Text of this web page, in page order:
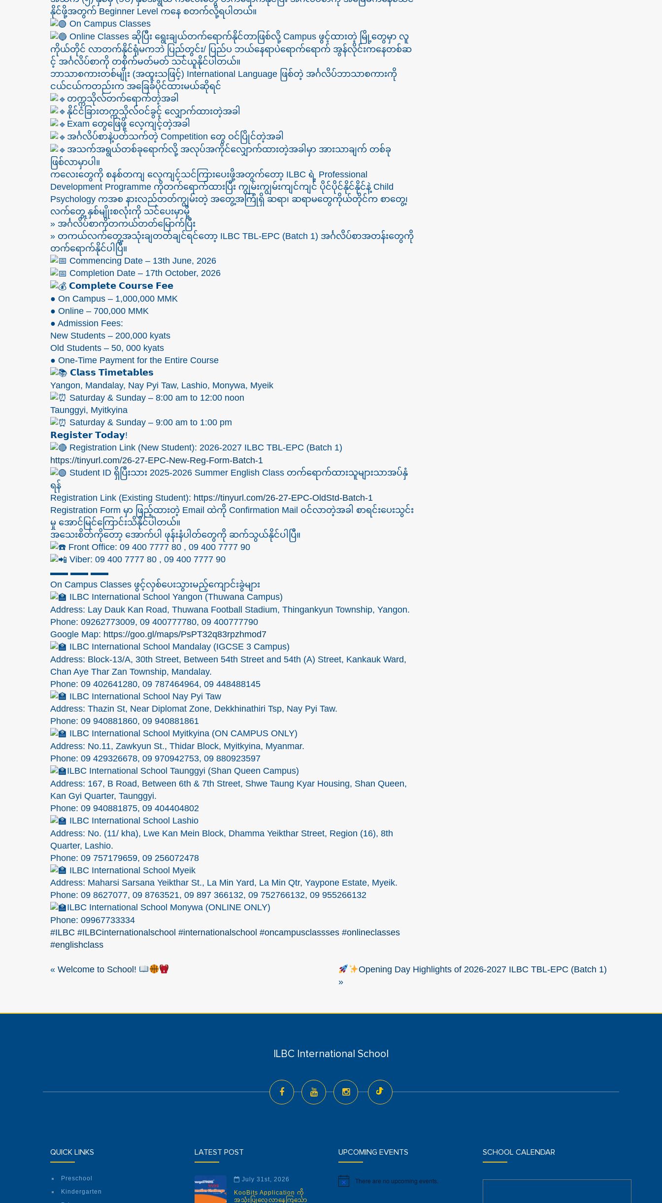
နိုင်ဖို့အတွက် Beginner Level ကနေ စတက်လို့ရပါတယ်။
On Campus Classes
Online Classes ဆိုပြီး ရွေးချယ်တက်ရောက်နိုင်တာဖြစ်လို့ Campus ဖွင့်ထားတဲ့ မြို့တွေမှာ လူ
ကိုယ်တိုင် လာတက်နိုင်ရုံမကဘဲ ပြည်တွင်း/ ပြည်ပ ဘယ်နေရာပဲရောက်ရောက် အွန်လိုင်းကနေတစ်ဆ
င့် အင်္ဂလိပ်စာကို တစိုက်မတ်မတ် သင်ယူနိုင်ပါတယ်။
ဘာသာစကားတစ်မျိုး (အထူးသဖြင့်) International Language ဖြစ်တဲ့ အင်္ဂလိပ်ဘာသာစကားကို
ငယ်ငယ်ကတည်းက အခြေခံပိုင်ထားမယ်ဆိုရင်
တက္ကသိုလ်တက်ရောက်တဲ့အခါ
နိုင်ငံခြားတက္ကသိုလ်ဝင်ခွင့် လျှောက်ထားတဲ့အခါ
Exam တွေဖြေဖို့ လေ့ကျင့်တဲ့အခါ
အင်္ဂလိပ်စာနဲ့ပတ်သက်တဲ့ Competition တွေ ဝင်ပြိုင်တဲ့အခါ
အသက်အရွယ်တစ်ခုရောက်လို့ အလုပ်အကိုင်လျှောက်ထားတဲ့အခါမှာ အားသာချက် တစ်ခု
ဖြစ်လာမှာပါ။
ကလေးတွေကို စနစ်တကျ လေ့ကျင့်သင်ကြားပေးဖို့အတွက်တော့ ILBC ရဲ့ Professional
Development Programme ကိုတက်ရောက်ထားပြီး ကျွမ်းကျွမ်းကျင်ကျင် ပိုင်ပိုင်နိုင်နိုင်နဲ့ Child
Psychology ကအစ နားလည်တတ်ကျွမ်းတဲ့ အတွေ့အကြုံရှိ ဆရာ၊ ဆရာမတွေကိုယ်တိုင်က စာတွေ့၊
လက်တွေ့ နှစ်မျိုးစလုံးကို သင်ပေးမှာမို့
» အင်္ဂလိပ်စာကိုတကယ်တတ်မြောက်ပြီး
» တကယ်လက်တွေ့အသုံးချတတ်ချင်ရင်တော့ ILBC TBL-EPC (Batch 1) အင်္ဂလိပ်စာအတန်းတွေကို
တက်ရောက်နိုင်ပါပြီ။
Commencing Date – 13th June, 2026
Completion Date – 17th October, 2026
𝗖𝗼𝗺𝗽𝗹𝗲𝘁𝗲 𝗖𝗼𝘂𝗿𝘀𝗲 𝗙𝗲𝗲
● On Campus – 1,000,000 MMK
● Online – 700,000 MMK
● Admission Fees:
New Students – 200,000 kyats
Old Students – 50, 000 kyats
● One-Time Payment for the Entire Course
𝗖𝗹𝗮𝘀𝘀 𝗧𝗶𝗺𝗲𝘁𝗮𝗯𝗹𝗲𝘀
Yangon, Mandalay, Nay Pyi Taw, Lashio, Monywa, Myeik
Saturday & Sunday – 8:00 am to 12:00 noon
Taunggyi, Myitkyina
Saturday & Sunday – 9:00 am to 1:00 pm
𝗥𝗲𝗴𝗶𝘀𝘁𝗲𝗿 𝗧𝗼𝗱𝗮𝘆!
Registration Link (New Student): 2026-2027 ILBC TBL-EPC (Batch 1)
https://tinyurl.com/26-27-EPC-New-Reg-Form-Batch-1
Student ID ရှိပြီးသား 2025-2026 Summer English Class တက်ရောက်ထားသူများသာအပ်နှံ
ရန်
Registration Link (Existing Student): https://tinyurl.com/26-27-EPC-OldStd-Batch-1
Registration Form မှာ ဖြည့်ထားတဲ့ Email ထဲကို Confirmation Mail ဝင်လာတဲ့အခါ စာရင်းပေးသွင်း
မှု အောင်မြင်ကြောင်းသိနိုင်ပါတယ်။
အသေးစိတ်ကိုတော့ အောက်ပါ ဖုန်းနံပါတ်တွေကို ဆက်သွယ်နိုင်ပါပြီ။
Front Office: 09 400 7777 80 , 09 400 7777 90
Viber: 09 400 7777 80 , 09 400 7777 90
▬▬ ▬▬ ▬▬
On Campus Classes ဖွင့်လှစ်ပေးသွားမည့်ကျောင်းခွဲများ
ILBC International School Yangon (Thuwana Campus)
Address: Lay Dauk Kan Road, Thuwana Football Stadium, Thingankyun Township, Yangon.
Phone: 09262773009, 09 400777780, 09 400777790
Google Map: https://goo.gl/maps/PsPT32q83rpzhmod7
ILBC International School Mandalay (IGCSE 3 Campus)
Address: Block-13/A, 30th Street, Between 54th Street and 54th (A) Street, Kankauk Ward,
Chan Aye Thar Zan Township, Mandalay.
Phone: 09 402641280, 09 787464964, 09 448488145
ILBC International School Nay Pyi Taw
Address: Thazin St, Near Diplomat Zone, Dekkhinathiri Tsp, Nay Pyi Taw.
Phone: 09 940881860, 09 940881861
ILBC International School Myitkyina (ON CAMPUS ONLY)
Address: No.11, Zawkyun St., Thidar Block, Myitkyina, Myanmar.
Phone: 09 429326678, 09 970942753, 09 880923597
ILBC International School Taunggyi (Shan Queen Campus)
Address: 167, B Road, Between 6th & 7th Street, Shwe Taung Kyar Housing, Shan Queen,
Kan Gyi Quarter, Taunggyi.
Phone: 09 940881875, 09 404404802
ILBC International School Lashio
Address: No. (11/ kha), Lwe Kan Mein Block, Dhamma Yeikthar Street, Region (16), 8th
Quarter, Lashio.
Phone: 09 757179659, 09 256072478
ILBC International School Myeik
Address: Maharsi Sarsana Yeikthar St., La Min Yard, La Min Qtr, Yaypone Estate, Myeik.
Phone: 09 8627077, 09 8763521, 09 897 366132, 09 752766132, 09 955266132
ILBC International School Monywa (ONLINE ONLY)
Phone: 09967733334
#ILBC #ILBCinternationalschool #internationalschool #oncampusclassses #onlineclasses
#englishclass
« Welcome to School!
Opening Day Highlights of 2026-2027 ILBC TBL-EPC (Batch 1)
»
ILBC International School
QUICK LINKS
Preschool
Kindergarten
LATEST POST
July 31st, 2026
KooBits Application ကို
အသုံးပြုလေ့လာနေကြသော
UPCOMING EVENTS
Notice There are no upcoming events.
SCHOOL CALENDAR